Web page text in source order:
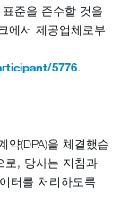
준을 준수할 것을
에서 제공업체로부
5776.
약(DPA)을 체결했습
로, 당사는 지침과
터를 처리하도록